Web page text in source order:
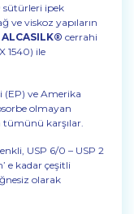
sütürleri ipek
ve viskoz yapıların
ALCASILK® cerrahi
1540) ile
ve Amerika
olmayan
karşılar.
USP 6/0 – USP 2
e kadar çeşitli
olarak